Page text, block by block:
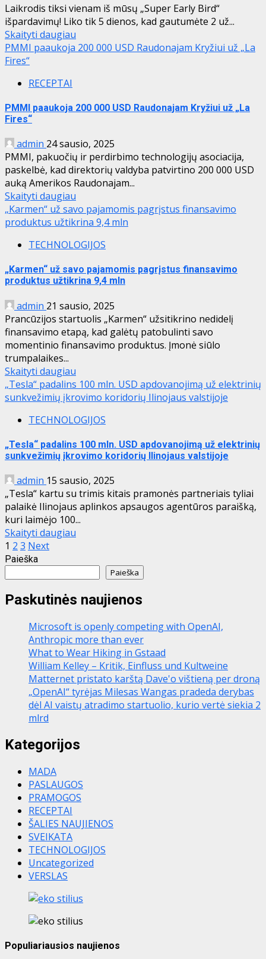
Laikrodis tiksi vienam iš mūsų „Super Early Bird“
išpardavimų! Liko tik 5 dienos, kad gautumėte 2 už...
Skaityti daugiau
PMMI paaukoja 200 000 USD Raudonajam Kryžiui už „La
Fires“
RECEPTAI
PMMI paaukoja 200 000 USD Raudonajam Kryžiui už „La
Fires“
admin 24 sausio, 2025
PMMI, pakuočių ir perdirbimo technologijų asociacija,
paskelbė, kad direktorių valdyba patvirtino 200 000 USD
auką Amerikos Raudonajam...
Skaityti daugiau
„Karmen“ už savo pajamomis pagrįstus finansavimo
produktus užtikrina 9,4 mln
TECHNOLOGIJOS
„Karmen“ už savo pajamomis pagrįstus finansavimo
produktus užtikrina 9,4 mln
admin 21 sausio, 2025
Prancūzijos startuolis „Karmen“ užsitikrino nedidelį
finansavimo etapą, kad galėtų patobulinti savo
momentinio finansavimo produktus. Įmonė siūlo
trumpalaikes...
Skaityti daugiau
„Tesla“ padalins 100 mln. USD apdovanojimą už elektrinių
sunkvežimių įkrovimo koridorių Ilinojaus valstijoje
TECHNOLOGIJOS
„Tesla“ padalins 100 mln. USD apdovanojimą už elektrinių
sunkvežimių įkrovimo koridorių Ilinojaus valstijoje
admin 15 sausio, 2025
„Tesla“ kartu su trimis kitais pramonės partneriais tyliai
palaikė Ilinojaus aplinkos apsaugos agentūros paraišką,
kuri laimėjo 100...
Skaityti daugiau
Įrašų
puslapiavimas
1 2 3 Next
Paieška
Paieška
Paskutinės naujienos
Microsoft is openly competing with OpenAI,
Anthropic more than ever
What to Wear Hiking in Gstaad
William Kelley – Kritik, Einfluss und Kultweine
Matternet pristato karštą Dave'o vištieną per droną
„OpenAI“ tyrėjas Milesas Wangas pradeda derybas
dėl AI vaistų atradimo startuolio, kurio vertė siekia 2
mlrd
Kategorijos
MADA
PASLAUGOS
PRAMOGOS
RECEPTAI
ŠALIES NAUJIENOS
SVEIKATA
TECHNOLOGIJOS
Uncategorized
VERSLAS
Populiariausios naujienos